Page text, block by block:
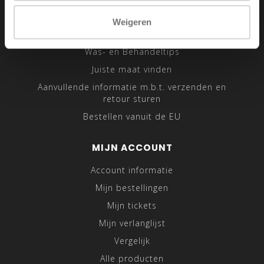
Weigeren
Sitemap
Was- en Behandeltips
Juiste maat vinden
Aanvullende informatie m.b.t. verzenden en
retour sturen
Bestellen vanuit de EU
MIJN ACCOUNT
Account informatie
Mijn bestellingen
Mijn tickets
Mijn verlanglijst
Vergelijk
Alle producten